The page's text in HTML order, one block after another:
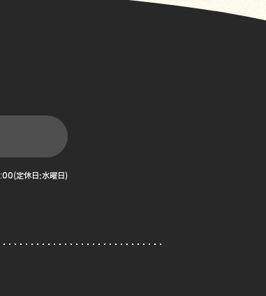
(定休日:水曜日)